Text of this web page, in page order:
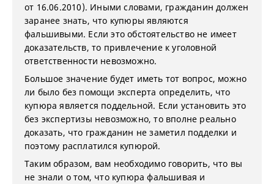
от 16.06.2010). Иными словами, гражданин должен
заранее знать, что купюры являются
фальшивыми. Если это обстоятельство не имеет
доказательств, то привлечение к уголовной
ответственности невозможно.
Большое значение будет иметь тот вопрос, можно
ли было без помощи эксперта определить, что
купюра является поддельной. Если установить это
без экспертизы невозможно, то вполне реально
доказать, что гражданин не заметил подделки и
поэтому расплатился купюрой.
Таким образом, вам необходимо говорить, что вы
не знали о том, что купюра фальшивая и